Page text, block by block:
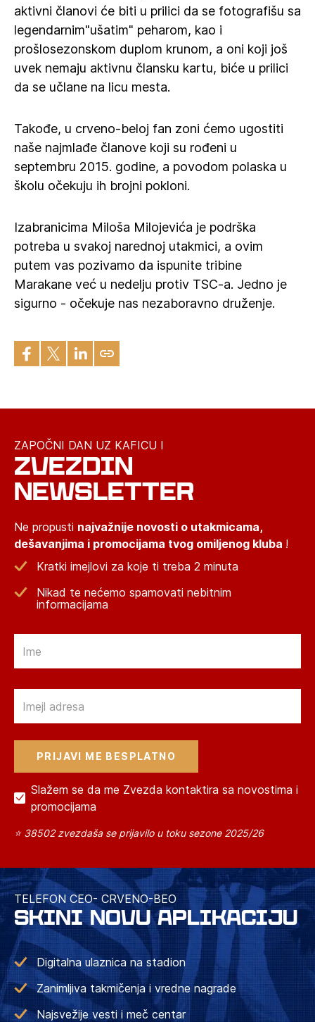
aktivni članovi će biti u prilici da se fotografišu sa
legendarnim"ušatim" peharom, kao i
prošlosezonskom duplom krunom, a oni koji još
uvek nemaju aktivnu člansku kartu, biće u prilici
da se učlane na licu mesta.
Takođe, u crveno-beloj fan zoni ćemo ugostiti
naše najmlađe članove koji su rođeni u
septembru 2015. godine, a povodom polaska u
školu očekuju ih brojni pokloni.
Izabranicima Miloša Milojevića je podrška
potreba u svakoj narednoj utakmici, a ovim
putem vas pozivamo da ispunite tribine
Marakane već u nedelju protiv TSC-a. Jedno je
sigurno - očekuje nas nezaboravno druženje.
ZAPOČNI DAN UZ KAFICU I
ZVEZDIN
NEWSLETTER
Ne propusti najvažnije novosti o utakmicama,
dešavanjima i promocijama tvog omiljenog kluba !
Kratki imejlovi za koje ti treba 2 minuta
Nikad te nećemo spamovati nebitnim
informacijama
Slažem se da me Zvezda kontaktira sa novostima i
promocijama
⭐ 38502 zvezdaša se prijavilo u toku sezone 2025/26
TELEFON CEO- CRVENO-BEO
SKINI NOVU APLIKACIJU
Digitalna ulaznica na stadion
Zanimljiva takmičenja i vredne nagrade
Najsvežije vesti i meč centar